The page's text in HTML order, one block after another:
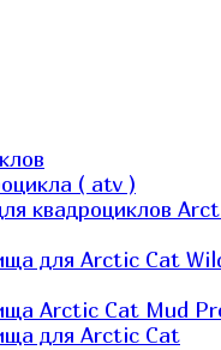
( atv )
квадроциклов
для Arctic Cat
Arctic Cat Mud
для Arctic Cat